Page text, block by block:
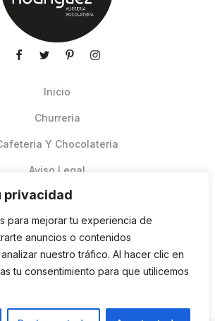
privacidad
para mejorar tu experiencia de
anuncios o contenidos
nuestro tráfico. Al hacer clic en
tu consentimiento para que utilicemos
Inicio
Churrería
Y Chocolateria
Aviso Legal
Pedidos Online Glovo
Contacto